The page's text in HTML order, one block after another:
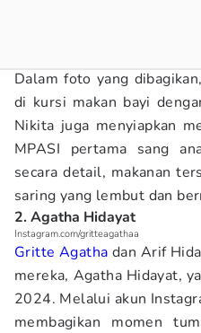
Dalam foto yang
di kursi makan bayi
Nikita juga menyiapkan
MPASI pertama sang
secara detail, makanan
saring yang lembut dan
2. Agatha Hidayat
Instagram.com/gritteagathaa
Gritte Agatha dan Arif
mereka, Agatha Hidayat,
2024. Melalui akun
membagikan momen